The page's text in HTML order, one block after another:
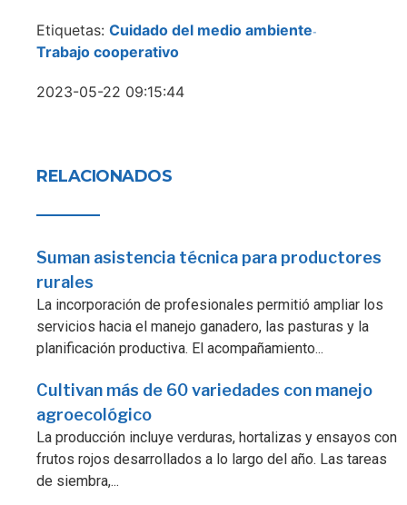
Etiquetas: Cuidado del medio ambiente-
Trabajo cooperativo
2023-05-22 09:15:44
RELACIONADOS
Suman asistencia técnica para productores
rurales
La incorporación de profesionales permitió ampliar los
servicios hacia el manejo ganadero, las pasturas y la
planificación productiva. El acompañamiento...
Cultivan más de 60 variedades con manejo
agroecológico
La producción incluye verduras, hortalizas y ensayos con
frutos rojos desarrollados a lo largo del año. Las tareas
de siembra,...